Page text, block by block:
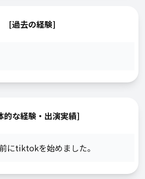
[過去の経験]
的な経験・出演実績]
にtiktokを始めました。